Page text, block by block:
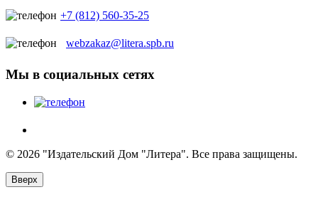
+7 (812) 560-35-25
webzakaz@litera.spb.ru
Мы в социальных сетях
© 2026 "Издательский Дом "Литера". Все права защищены.
Вверх